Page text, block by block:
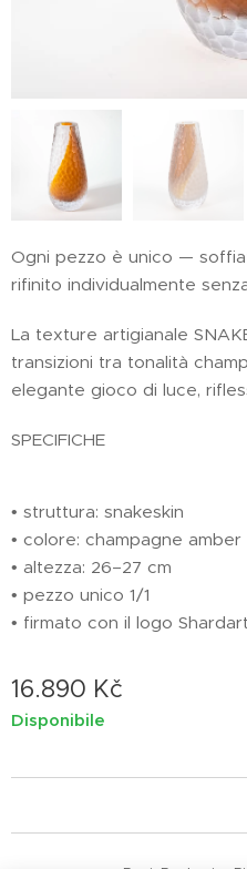
Ogni pezzo è unico —
rifinito individualmente
La texture artigianale
transizioni tra tonalità
elegante gioco di luce,
SPECIFICHE
• struttura: snakeskin
• colore: champagne amber
• altezza: 26–27 cm
• pezzo unico 1/1
• firmato con il logo Shardart
16.890 Kč
Disponibile